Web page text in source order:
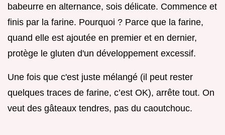
babeurre en alternance, sois délicate. Commence et
finis par la farine. Pourquoi ? Parce que la farine,
quand elle est ajoutée en premier et en dernier,
protège le gluten d'un développement excessif.
Une fois que c'est juste mélangé (il peut rester
quelques traces de farine, c’est OK), arrête tout. On
veut des gâteaux tendres, pas du caoutchouc.